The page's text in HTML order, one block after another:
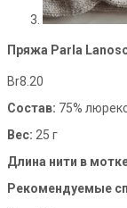
Пряжа Parla
Br8.20
Состав: 75%
Вес: 25 г
Длина нити в
Рекомендуемые